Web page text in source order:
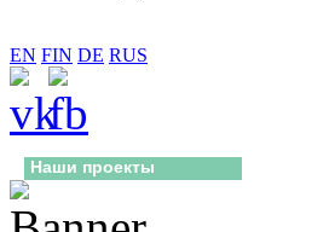
EN FIN DE RUS
Наши проекты